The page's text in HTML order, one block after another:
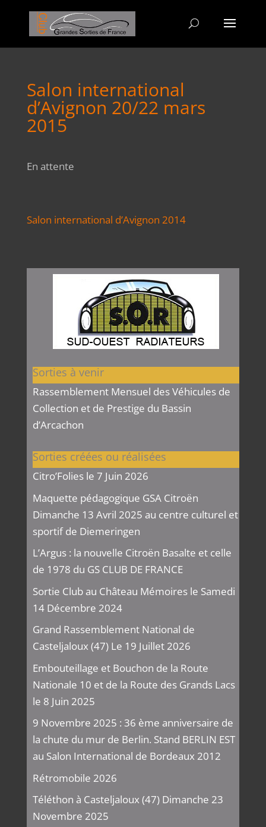
Salon international
d’Avignon 20/22 mars
2015
En attente
Salon international d’Avignon 2014
Sorties à venir
Rassemblement Mensuel des Véhicules de
Collection et de Prestige du Bassin
d’Arcachon
Sorties créées ou réalisées
Citro’Folies le 7 Juin 2026
Maquette pédagogique GSA Citroën
Dimanche 13 Avril 2025 au centre culturel et
sportif de Diemeringen
L’Argus : la nouvelle Citroën Basalte et celle
de 1978 du GS CLUB DE FRANCE
Sortie Club au Château Mémoires le Samedi
14 Décembre 2024
Grand Rassemblement National de
Casteljaloux (47) Le 19 Juillet 2026
Embouteillage et Bouchon de la Route
Nationale 10 et de la Route des Grands Lacs
le 8 Juin 2025
9 Novembre 2025 : 36 ème anniversaire de
la chute du mur de Berlin. Stand BERLIN EST
au Salon International de Bordeaux 2012
Rétromobile 2026
Téléthon à Casteljaloux (47) Dimanche 23
Novembre 2025